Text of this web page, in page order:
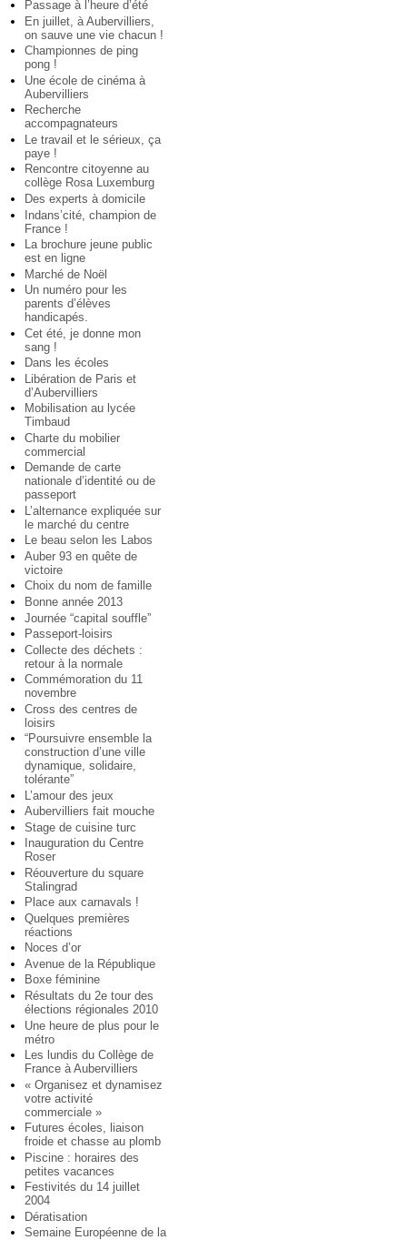
Passage à l’heure d’été
En juillet, à Aubervilliers,
on sauve une vie chacun !
Championnes de ping
pong !
Une école de cinéma à
Aubervilliers
Recherche
accompagnateurs
Le travail et le sérieux, ça
paye !
Rencontre citoyenne au
collège Rosa Luxemburg
Des experts à domicile
Indans’cité, champion de
France !
La brochure jeune public
est en ligne
Marché de Noël
Un numéro pour les
parents d’élèves
handicapés.
Cet été, je donne mon
sang !
Dans les écoles
Libération de Paris et
d’Aubervilliers
Mobilisation au lycée
Timbaud
Charte du mobilier
commercial
Demande de carte
nationale d’identité ou de
passeport
L’alternance expliquée sur
le marché du centre
Le beau selon les Labos
Auber 93 en quête de
victoire
Choix du nom de famille
Bonne année 2013
Journée “capital souffle”
Passeport-loisirs
Collecte des déchets :
retour à la normale
Commémoration du 11
novembre
Cross des centres de
loisirs
“Poursuivre ensemble la
construction d’une ville
dynamique, solidaire,
tolérante”
L’amour des jeux
Aubervilliers fait mouche
Stage de cuisine turc
Inauguration du Centre
Roser
Réouverture du square
Stalingrad
Place aux carnavals !
Quelques premières
réactions
Noces d’or
Avenue de la République
Boxe féminine
Résultats du 2e tour des
élections régionales 2010
Une heure de plus pour le
métro
Les lundis du Collège de
France à Aubervilliers
« Organisez et dynamisez
votre activité
commerciale »
Futures écoles, liaison
froide et chasse au plomb
Piscine : horaires des
petites vacances
Festivités du 14 juillet
2004
Dératisation
Semaine Européenne de la